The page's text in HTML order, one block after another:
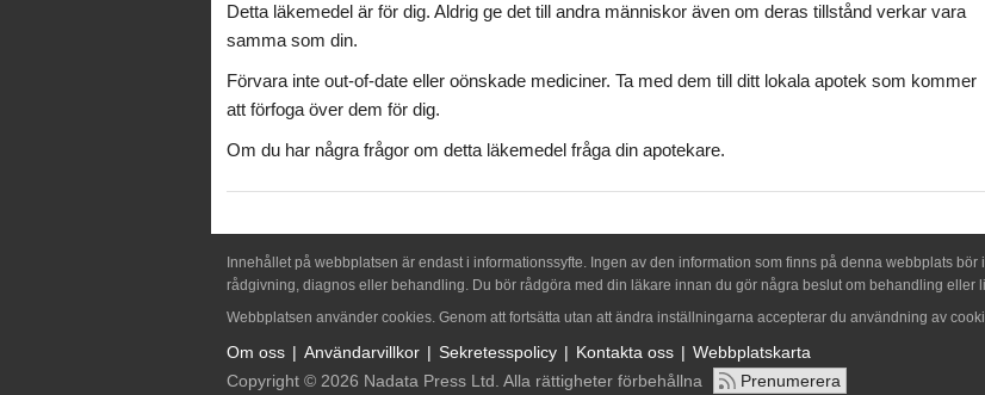
Detta läkemedel är för dig. Aldrig ge det till andra människor även om deras tillstånd verkar vara
samma som din.
Förvara inte out-of-date eller oönskade mediciner. Ta med dem till ditt lokala apotek som kommer
att förfoga över dem för dig.
Om du har några frågor om detta läkemedel fråga din apotekare.
Innehållet på webbplatsen är endast i informationssyfte. Ingen av den information som finns på denna webbplats
rådgivning, diagnos eller behandling. Du bör rådgöra med din läkare innan du gör några beslut om behandling eller
Webbplatsen använder cookies. Genom att fortsätta utan att ändra inställningarna accepterar du användning av
Om oss Användarvillkor Sekretesspolicy Kontakta oss
Webbplatskarta
Copyright © 2026 Nadata Press Ltd. Alla rättigheter förbehållna
Prenumerera